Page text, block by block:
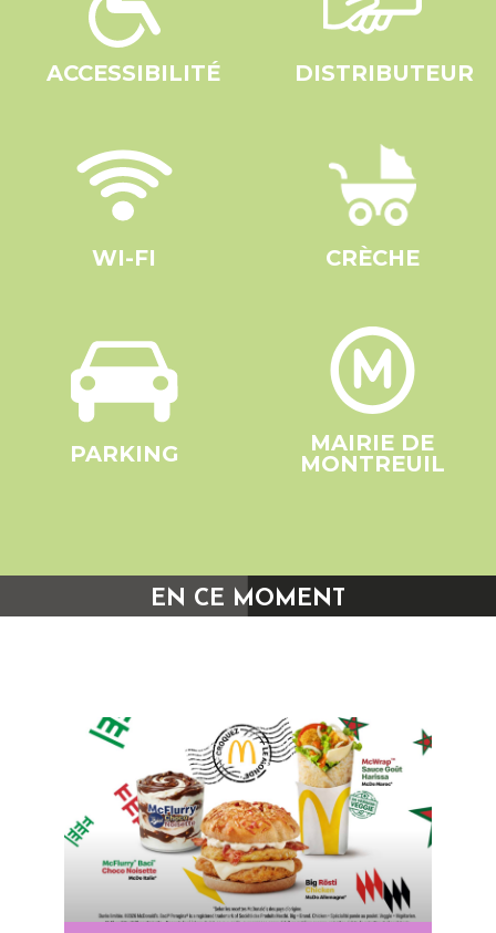
ACCESSIBILITÉ DISTRIBUTEUR
WI-FI CRÈCHE
PARKING MAIRIE DE
MONTREUIL
EN CE MOMENT